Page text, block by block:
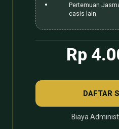
Pertemuan
casis lain
Rp
DAFTAR
Biaya